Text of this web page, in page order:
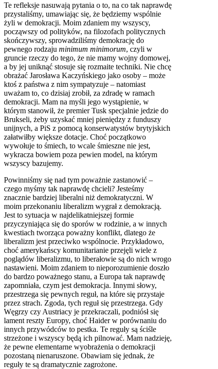
Te refleksje nasuwają pytania o to, na co tak naprawdę
przystaliśmy, umawiając się, że będziemy wspólnie
żyli w demokracji. Moim zdaniem my wszyscy,
począwszy od polityków, na filozofach politycznych
skończywszy, sprowadziliśmy demokrację do
pewnego rodzaju minimum minimorum, czyli w
gruncie rzeczy do tego, że nie mamy wojny domowej,
a by jej uniknąć stosuje się rozmaite techniki. Nie chcę
obrażać Jarosława Kaczyńskiego jako osoby – może
ktoś z państwa z nim sympatyzuje – natomiast
uważam to, co dzisiaj zrobił, za zdradę w ramach
demokracji. Mam na myśli jego wystąpienie, w
którym stanowił, że premier Tusk specjalnie jedzie do
Brukseli, żeby uzyskać mniej pieniędzy z funduszy
unijnych, a PiS z pomocą konserwatystów brytyjskich
załatwiłby większe dotacje. Choć początkowo
wywołuje to śmiech, to wcale śmieszne nie jest,
wykracza bowiem poza pewien model, na którym
wszyscy bazujemy.
Powinniśmy się nad tym poważnie zastanowić –
czego myśmy tak naprawdę chcieli? Jesteśmy
znacznie bardziej liberalni niż demokratyczni. W
moim przekonaniu liberalizm wygrał z demokracją.
Jest to sytuacja w najdelikatniejszej formie
przyczyniająca się do sporów w rodzinie, a w innych
kwestiach tworząca poważny konflikt, dlatego że
liberalizm jest przeciwko wspólnocie. Przykładowo,
choć amerykańscy komunitarianie przejęli wiele z
poglądów liberalizmu, to liberałowie są do nich wrogo
nastawieni. Moim zdaniem to nieporozumienie doszło
do bardzo poważnego stanu, a Europa tak naprawdę
zapomniała, czym jest demokracja. Innymi słowy,
przestrzega się pewnych reguł, na które się przystaje
przez strach. Zgoda, tych reguł się przestrzega. Gdy
Węgrzy czy Austriacy je przekraczali, podniósł się
lament reszty Europy, choć Haider w porównaniu do
innych przywódców to pestka. Te reguły są ściśle
strzeżone i wszyscy będą ich pilnować. Mam nadzieję,
że pewne elementarne wyobrażenia o demokracji
pozostaną nienaruszone. Obawiam się jednak, że
reguły te są dramatycznie zagrożone.